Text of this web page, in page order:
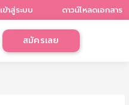
เข้าสู่ระบบ ดาวน์โหลดเอกสาร
สมัครเลย